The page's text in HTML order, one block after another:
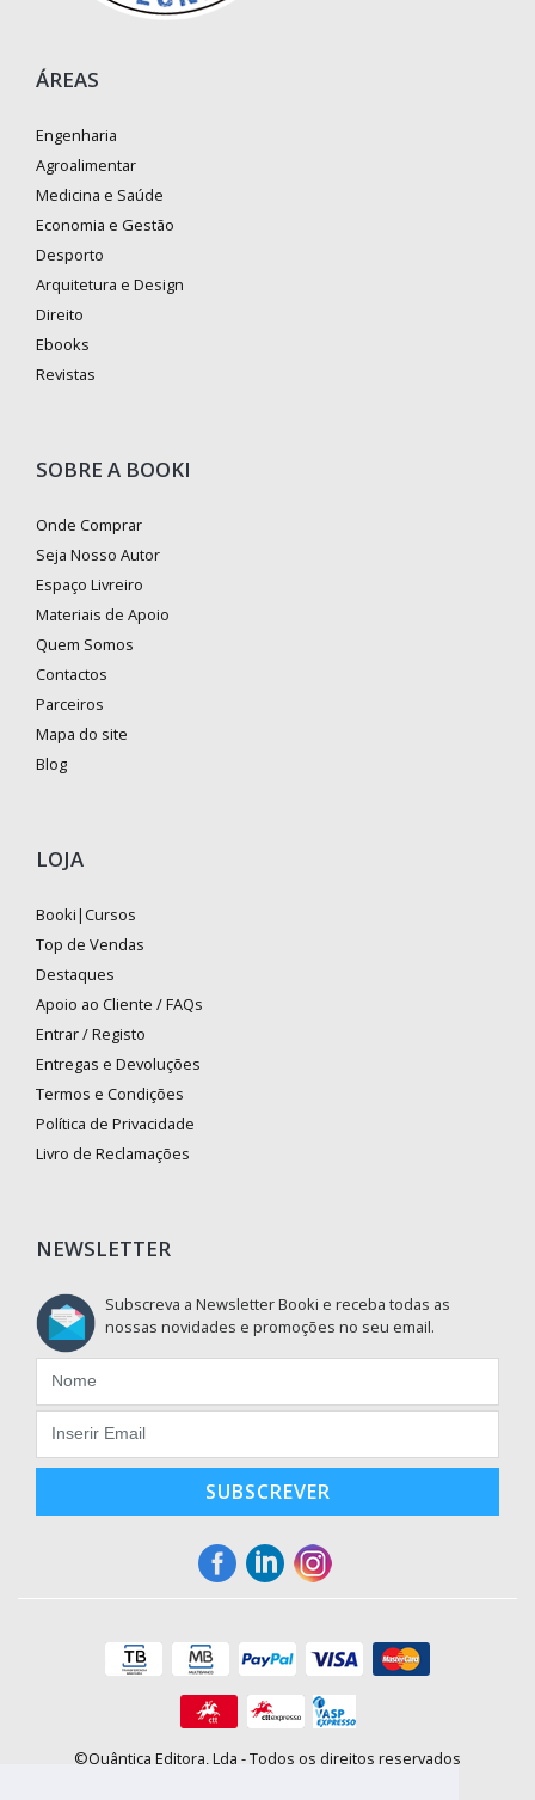
ÁREAS
Engenharia
Agroalimentar
Medicina e Saúde
Economia e Gestão
Desporto
Arquitetura e Design
Direito
Ebooks
Revistas
SOBRE A BOOKI
Onde Comprar
Seja Nosso Autor
Espaço Livreiro
Materiais de Apoio
Quem Somos
Contactos
Parceiros
Mapa do site
Blog
LOJA
Booki|Cursos
Top de Vendas
Destaques
Apoio ao Cliente / FAQs
Entrar / Registo
Entregas e Devoluções
Termos e Condições
Política de Privacidade
Livro de Reclamações
NEWSLETTER
Subscreva a Newsletter Booki e receba todas as
nossas novidades e promoções no seu email.
SUBSCREVER
©Quântica Editora, Lda - Todos os direitos reservados